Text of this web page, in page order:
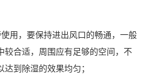
，要保持进出风口的畅通，一般
合适，周围应有足够的空间，不
到除湿的效果均匀；